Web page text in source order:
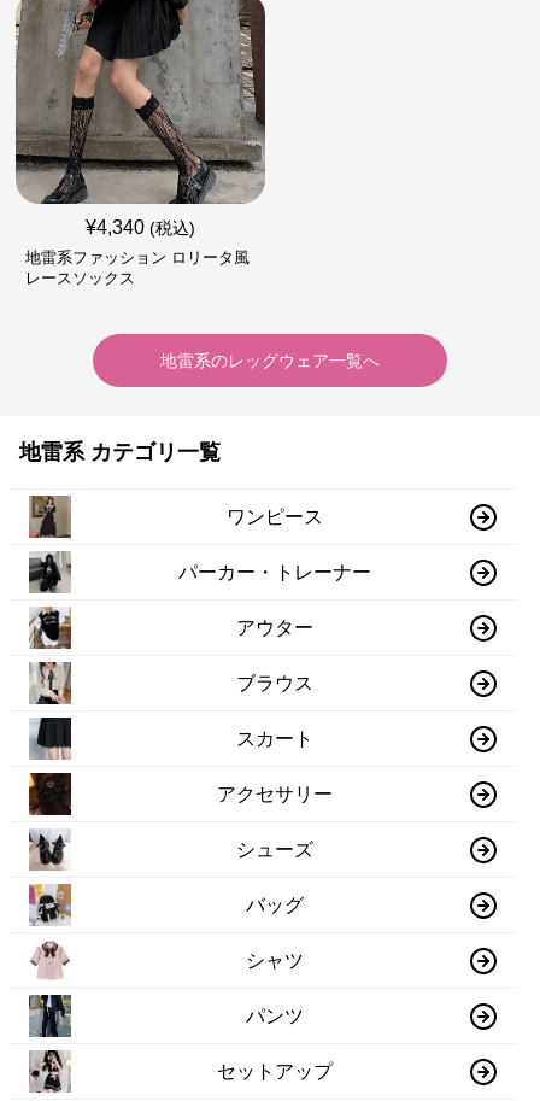
¥4,340 (税込)
地雷系ファッション ロリータ風
レースソックス
地雷系のレッグウェア一覧へ
地雷系 カテゴリ一覧
ワンピース
パーカー・トレーナー
アウター
ブラウス
スカート
アクセサリー
シューズ
バッグ
シャツ
パンツ
セットアップ